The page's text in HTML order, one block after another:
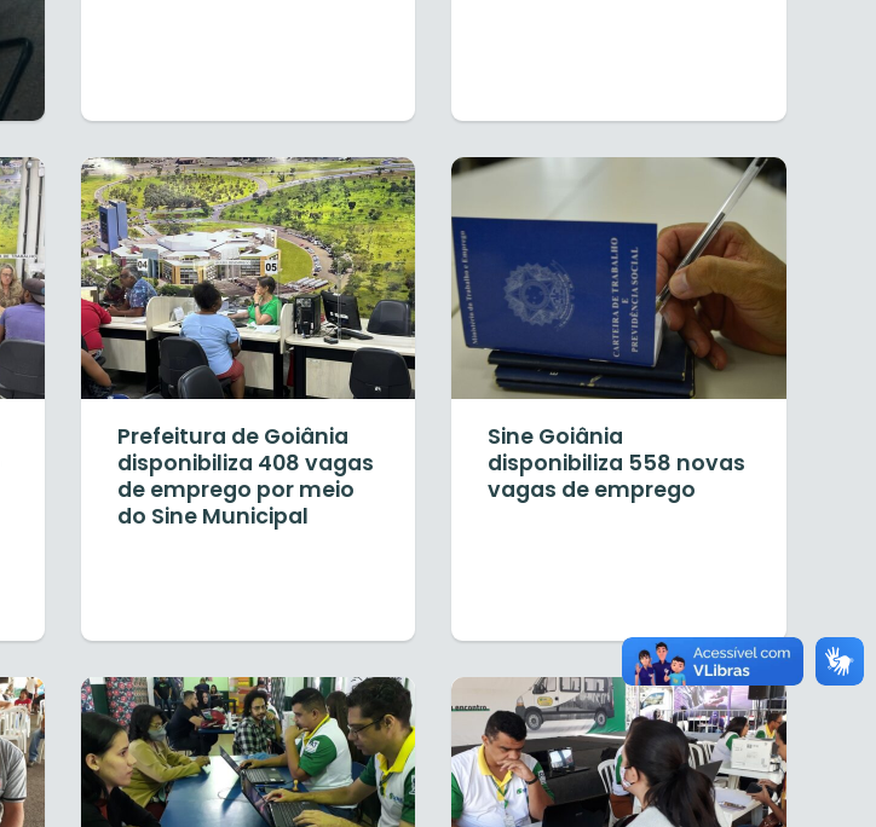
Prefeitura de Goiânia
disponibiliza 408 vagas
de emprego por meio
do Sine Municipal
Sine Goiânia
disponibiliza 558 novas
vagas de emprego